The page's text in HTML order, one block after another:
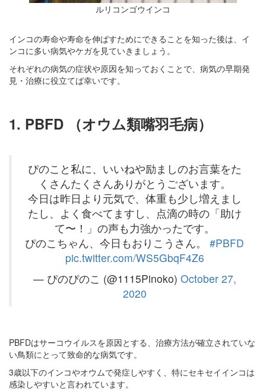
ルリコンゴウインコ
インコの寿命や寿命を伸ばすためにできることを知った後は、イ
ンコに多い病気やケガを見ていきましょう。
それぞれの病気の症状や原因を知っておくことで、病気の早期発
見・治療に役立てば幸いです。
1. PBFD （オウム類嘴羽毛病）
ぴのこと私に、いいねや励ましのお言葉をた
くさんたくさんありがとうございます。
今日は昨日より元気で、体重も少し増えまし
たし、よく食べてますし、点滴の時の「助け
て〜！」の声も力強かったです。
ぴのこちゃん、今日もおりこうさん。 #PBFD
pic.twitter.com/WS5GbqF4Z6
— ぴのぴのこ (@1115Pinoko) October 27,
2020
PBFDはサーコウイルスを原因とする、治療方法が確立されていな
い鳥類にとって致命的な病気です。
3歳以下のインコやオウムで発症しやすく、特にセキセイインコは
感染しやすいと言われています。